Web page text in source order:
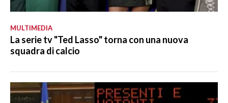
MULTIMEDIA
La serie tv "Ted Lasso" torna con una nuova
squadra di calcio